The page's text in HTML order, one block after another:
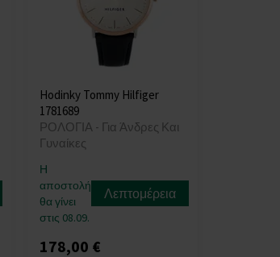
Hodinky Tommy Hilfiger
1781689
ΡΟΛΟΓΙΑ - Για Άνδρες Και
Γυναίκες
Η
αποστολή
θα γίνει
στις 08.09.
Λεπτομέρεια
178,00 €